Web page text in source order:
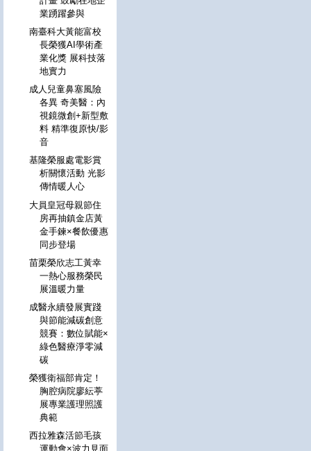
業踴躍參與
南臺科大黃能富校
長榮獲AI學術產
業化獎 展科技落
地實力
成人兒童鼻塞風險
各異 奇美醫：內
視鏡微創+新型敷
料 精準復原快/影
音
基隆榮服處電影賞
析關懷活動 光影
傳情暖人心
大員皇冠母親節住
房再抽鎮金店黃
金手鍊×餐飲優惠
同步登場
苗栗榮欣志工黃幸
一熱心服務榮民
展溫暖力量
成醫永續發展實踐
與節能減碳創意
競賽：數位賦能×
綠色醫療淨零減
碳
榮獲衛福部肯定！
胸腔病院廖紜葶
展專業護理照護
典範
西拉雅森活節毛孩
運動會×波力見面